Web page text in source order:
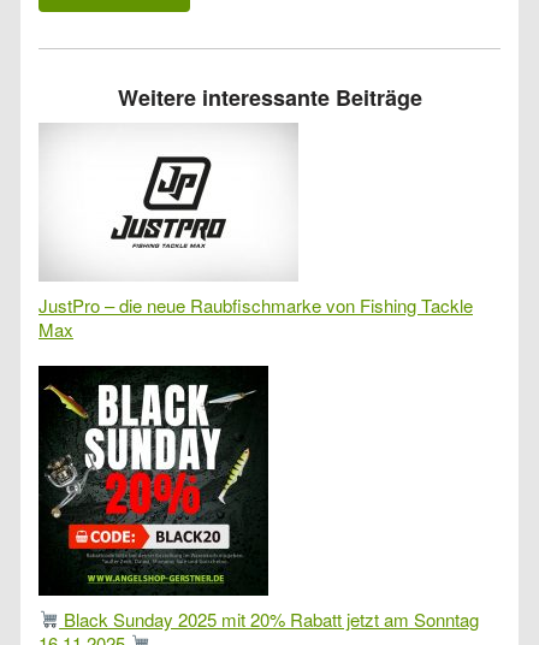
Weitere interessante Beiträge
JustPro – die neue Raubfischmarke von Fishing Tackle
Max
Black Sunday 2025 mit 20% Rabatt jetzt am Sonntag